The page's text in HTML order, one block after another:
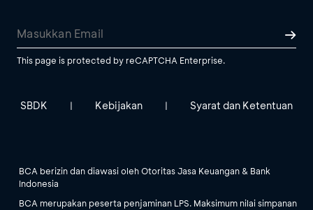
This page is protected by reCAPTCHA Enterprise.
SBDK | Kebijakan | Syarat dan Ketentuan
BCA berizin dan diawasi oleh Otoritas Jasa Keuangan & Bank
Indonesia
BCA merupakan peserta penjaminan LPS. Maksimum nilai simpanan